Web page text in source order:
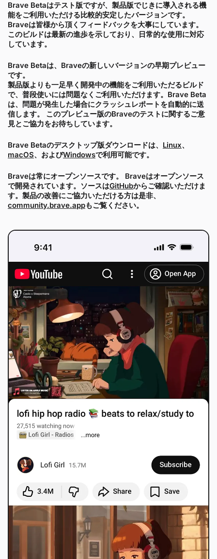
Brave Betaはテスト版ですが、製品版でじきに導入される機
能をご利用いただける比較的安定したバージョンです。
Braveは皆様から頂くフィードバックを大事にしています。
このビルドは最新の進歩を示しており、日常的な使用に対応
しています。
Brave Betaは、Braveの新しいバージョンの早期プレビュー
です。
製品版よりも一足早く開発中の機能をご利用いただるビルド
で、普段使いには問題なくご利用いただけます。Brave Beta
は、問題が発生した場合にクラッシュレポートを自動的に送
信します。 このプレビュー版のBraveのテストに関するご意
見とご協力をお待ちしています。
Brave Betaのデスクトップ版ダウンロードは、 Linux、
macOS、およびWindowsで利用可能です。
Braveは常にオープンソースです。 Braveはオープンソース
で開発されています。ソースはGitHubからご確認いただけま
す。製品の改善にご協力いただける方は是非、
community.brave.appもご覧ください。